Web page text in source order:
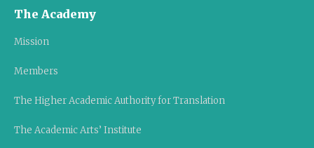
The Academy
Mission
Members
The Higher Academic Authority for Translation
The Academic Arts’ Institute